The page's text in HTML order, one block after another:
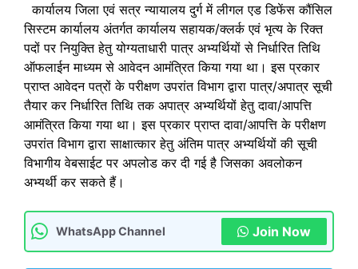
कार्यालय जिला एवं सत्र न्यायालय दुर्ग में लीगल एड डिफेंस कौंसिल
सिस्टम कार्यालय अंतर्गत कार्यालय सहायक/क्लर्क एवं भृत्य के रिक्त
पदों पर नियुक्ति हेतु योग्यताधारी पात्र अभ्यर्थियों से निर्धारित तिथि
ऑफलाईन माध्यम से आवेदन आमंत्रित किया गया था। इस प्रकार
प्राप्त आवेदन पत्रों के परीक्षण उपरांत विभाग द्वारा पात्र/अपात्र सूची
तैयार कर निर्धारित तिथि तक अपात्र अभ्यर्थियों हेतु दावा/आपत्ति
आमंत्रित किया गया था। इस प्रकार प्राप्त दावा/आपत्ति के परीक्षण
उपरांत विभाग द्वारा साक्षात्कार हेतु अंतिम पात्र अभ्यर्थियों की सूची
विभागीय वेबसाईट पर अपलोड कर दी गई है जिसका अवलोकन
अभ्यर्थी कर सकते हैं।
WhatsApp Channel Join Now